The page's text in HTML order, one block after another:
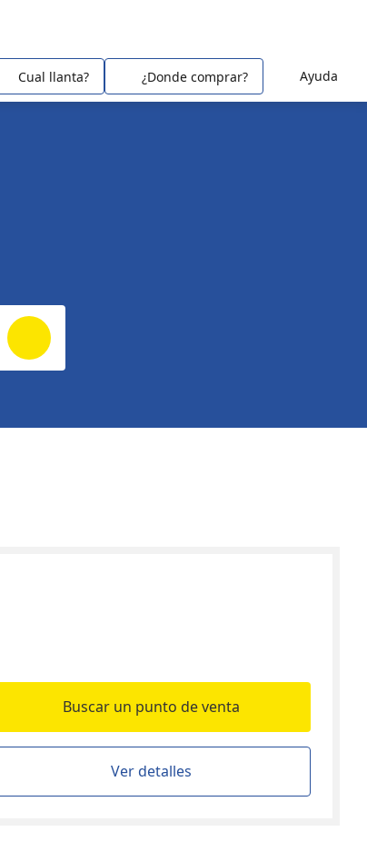
Ayuda
Cual llanta? ¿Donde comprar?
Buscar un punto de venta
Ver detalles